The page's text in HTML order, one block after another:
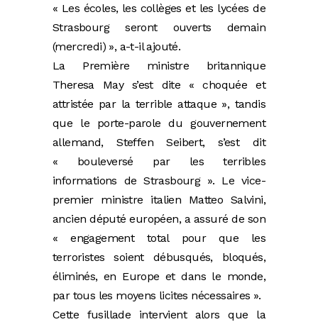
« Les écoles, les collèges et les lycées de
Strasbourg seront ouverts demain
(mercredi) », a-t-il ajouté.
La Première ministre britannique
Theresa May s’est dite « choquée et
attristée par la terrible attaque », tandis
que le porte-parole du gouvernement
allemand, Steffen Seibert, s’est dit
« bouleversé par les terribles
informations de Strasbourg ». Le vice-
premier ministre italien Matteo Salvini,
ancien député européen, a assuré de son
« engagement total pour que les
terroristes soient débusqués, bloqués,
éliminés, en Europe et dans le monde,
par tous les moyens licites nécessaires ».
Cette fusillade intervient alors que la